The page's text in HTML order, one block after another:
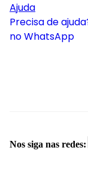
Ajuda
Precisa de
no WhatsApp
Nos siga nas redes: